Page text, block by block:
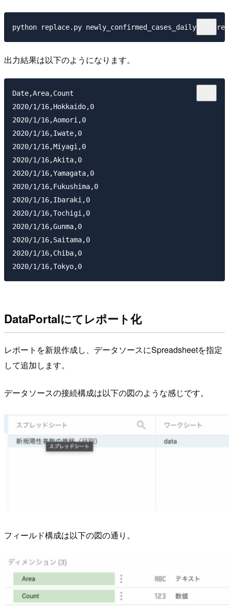
出力結果は以下のようになります。
Date,Area,Count
2020/1/16,Hokkaido,0
2020/1/16,Aomori,0
2020/1/16,Iwate,0
2020/1/16,Miyagi,0
2020/1/16,Akita,0
2020/1/16,Yamagata,0
2020/1/16,Fukushima,0
2020/1/16,Ibaraki,0
2020/1/16,Tochigi,0
2020/1/16,Gunma,0
2020/1/16,Saitama,0
2020/1/16,Chiba,0
DataPortalにてレポート化
レポートを新規作成し、データソースにSpreadsheetを指定
して追加します。
データソースの接続構成は以下の図のような感じです。
フィールド構成は以下の図の通り。